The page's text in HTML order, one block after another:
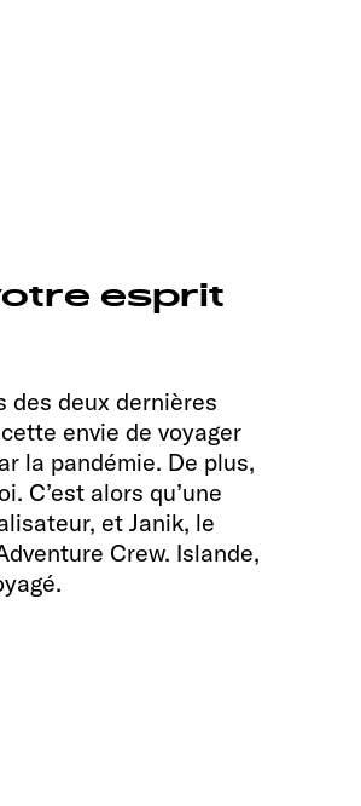
esprit
des deux dernières
envie de voyager
la pandémie. De plus,
C’est alors qu’une
et Janik, le
Crew. Islande,